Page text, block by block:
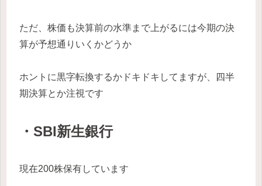
ただ、株価も決算前の水準まで上がるには今期の決
算が予想通りいくかどうか
ホントに黒字転換するかドキドキしてますが、四半
期決算とか注視です
・SBI新生銀行
現在200株保有しています